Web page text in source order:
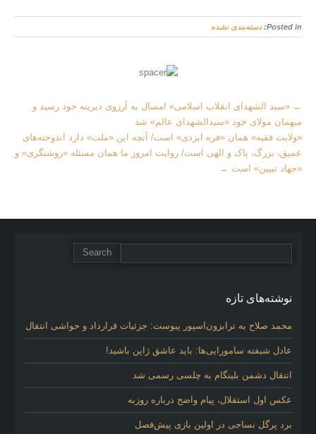
Posted in: دسته‌بندی نشده
More
Articles
← «سید الشهدای انقلاب اسلامی» امسال به آرزوی دیرینه خود رسید و
میهمان مولای خود «سیدالشهدای عالم» شد
«ولایت فقیه» همان «فره ایزدی» است/ آنچه این «ملت» دارد اندوخته‌های
عمیق، بزرگ، پاک و الهی است/ روایت امروز ما همان مسئله «روشنگری» و
«جهاد تبیین» است →
نوشته‌های تازه
محمد صلاح به ترابزون‌اسپور پیوست: جزئیات قرارداد و حواشی انتقال
عادل شیفته سامورایی‌ها: باید عاشق ژاپن باشید!
انتقال دشمن بلینگام به چلسی رسمی شد
عکس اول استقلال، پیام واضح درباره روزبه
برد پرگل نساجی در اولین بازی پیش‌فصل